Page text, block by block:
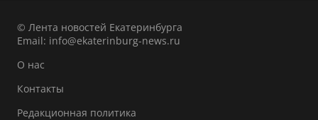
© Лента новостей Екатеринбурга
Email: info@ekaterinburg-news.ru
О нас
Контакты
Редакционная политика